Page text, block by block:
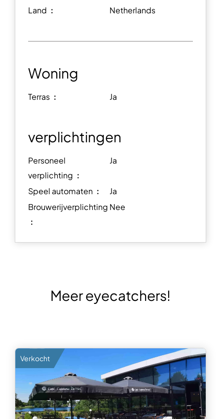
Land ︰
Netherlands
Woning
Terras ︰ Ja
verplichtingen
Personeel
verplichting ︰
Ja
Speel automaten ︰
Ja
Brouwerijverplichting
︰
Nee
Meer eyecatchers!
Verkocht